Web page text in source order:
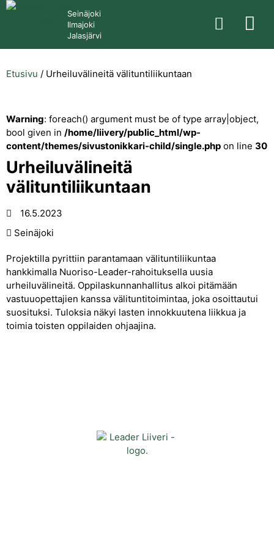
Seinäjoki
Ilmajoki
Jalasjärvi
Etusivu / Urheiluvälineitä välituntiliikuntaan
Warning: foreach() argument must be of type array|object,
bool given in /home/liivery/public_html/wp-
content/themes/sivustonikkari-child/single.php on line 30
Urheiluvälineitä
välituntiliikuntaan
16.5.2023
Seinäjoki
Projektilla pyrittiin parantamaan välituntiliikuntaa
hankkimalla Nuoriso-Leader-rahoituksella uusia
urheiluvälineitä. Oppilaskunnanhallitus alkoi pitämään
vastuuopettajien kanssa välituntitoimintaa, joka osoittautui
suosituksi. Tuloksia näkyi lasten innokkuutena liikkua ja
toimia toisten oppilaiden ohjaajina.